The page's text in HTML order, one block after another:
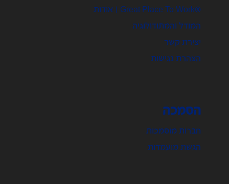
®Great Place To Work | אודות
המודל והמתודולוגיה
יצירת קשר
הצהרת נגישות
הסמכה
חברות מוסמכות
הגשת מועמדות